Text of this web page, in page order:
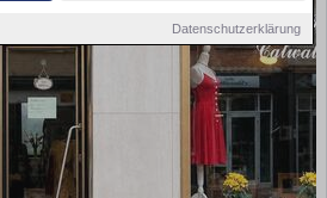
Datenschutzerklärung